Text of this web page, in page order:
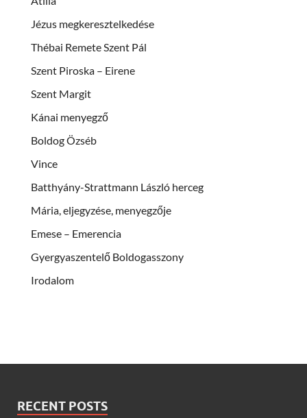
Jézus megkeresztelkedése
Thébai Remete Szent Pál
Szent Piroska – Eirene
Szent Margit
Kánai menyegző
Boldog Özséb
Vince
Batthyány-Strattmann László herceg
Mária, eljegyzése, menyegzője
Emese – Emerencia
Gyergyaszentelő Boldogasszony
Irodalom
RECENT POSTS